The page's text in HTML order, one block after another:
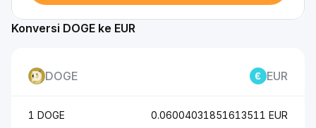
Konversi DOGE ke EUR
DOGE EUR
1 DOGE 0.06004031851613511 EUR